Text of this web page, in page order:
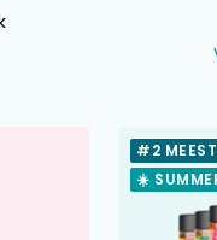
#2
☀️